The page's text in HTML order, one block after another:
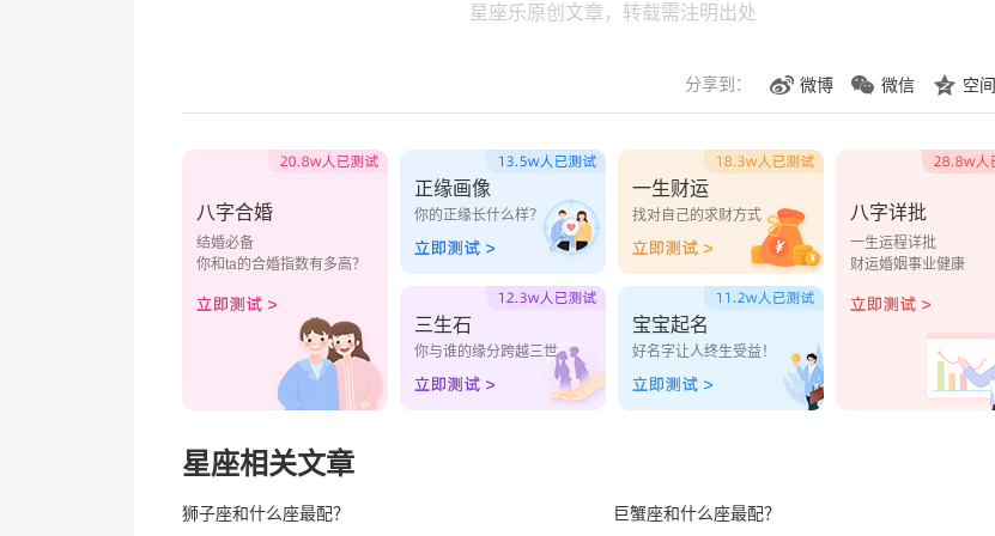
星座乐原创文章，转载需注明出处
分享到： 微博 微信 空间
八字合婚
结婚必备
你和ta的合婚指数有多高？
正缘画像
你的正缘长什么样？
一生财运
找对自己的求财方式
三生石
你与谁的缘分跨越三世
宝宝起名
好名字让人终生受益！
八字详批
一生运程详批
财运婚姻事业健康
星座相关文章
狮子座和什么座最配？
巨蟹座和什么座最配？